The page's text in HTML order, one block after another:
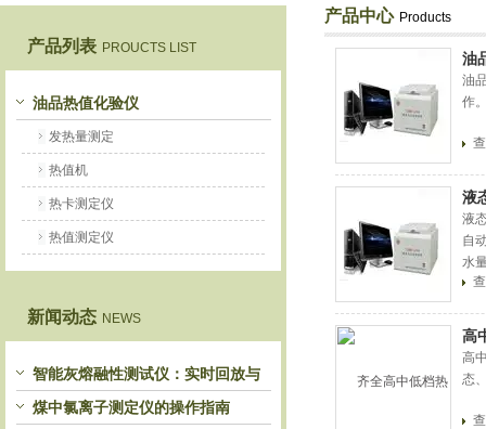
产品列表 PROUCTS LIST
油品热值化验仪
发热量测定
热值机
热卡测定仪
热值测定仪
新闻动态 NEWS
智能灰熔融性测试仪：实时回放与
历史分析，解锁灰熔特性精准洞察
煤中氯离子测定仪的操作指南
产品中心 Products
油
油
作
液
液
自
水
靠
高
高
态